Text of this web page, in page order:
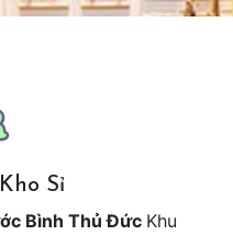
Sỉ
Bình Thủ Đức Khu